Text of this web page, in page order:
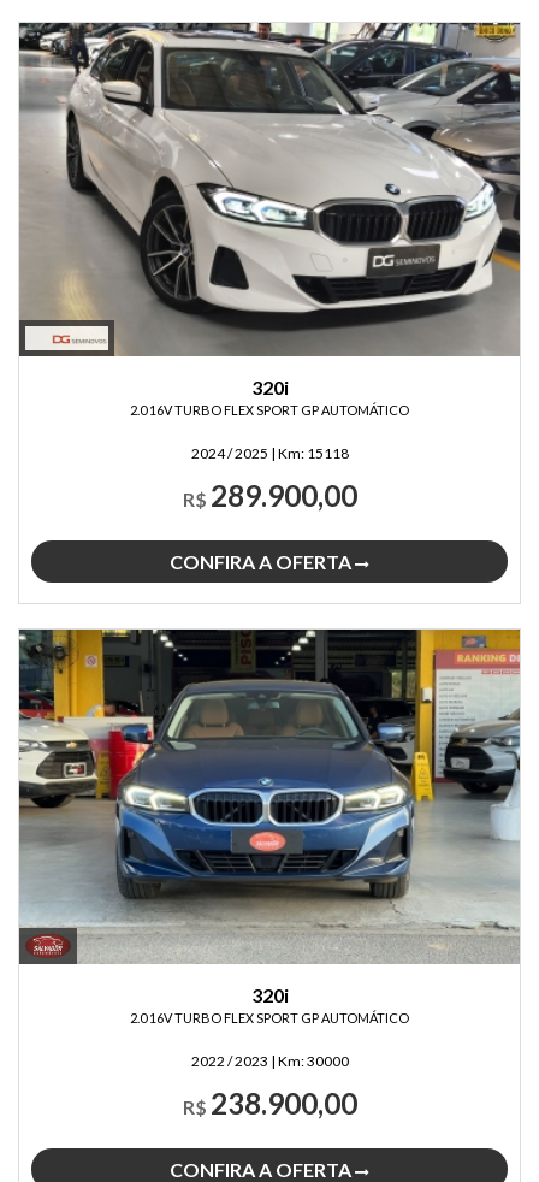
320i
2.0 16V TURBO FLEX SPORT GP AUTOMÁTICO
2024 / 2025 | Km: 15118
R$ 289.900,00
CONFIRA A OFERTA
320i
2.0 16V TURBO FLEX SPORT GP AUTOMÁTICO
2022 / 2023 | Km:30000
R$ 238.900,00
CONFIRA A OFERTA